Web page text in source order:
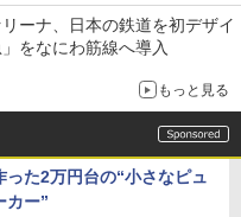
ーナ、日本の鉄道を初デザイ
をなにわ筋線へ導入
もっと見る
った2万円台の“小さなピュ
カー”